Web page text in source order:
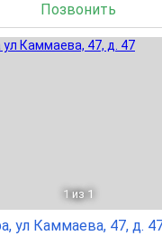
Позвонить
1 из 1
ул Каммаева, 47, д.